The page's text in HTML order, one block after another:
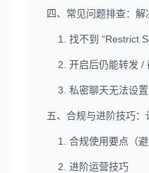
四、常见问题排查：
1. 找不到 “Restrict
2. 开启后仍能转发 /
3. 私密聊天无法设
五、合规与进阶技巧
1. 合规使用要点（避
2. 进阶运营技巧